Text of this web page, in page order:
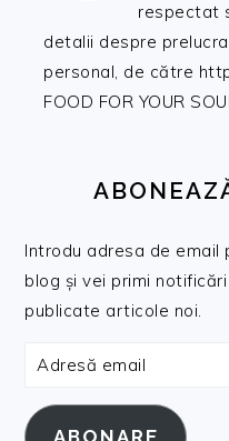
respectat
detalii despre
personal, de către
FOOD FOR YOUR
Introdu adresa de
blog și vei primi
publicate articole noi.
Adresă